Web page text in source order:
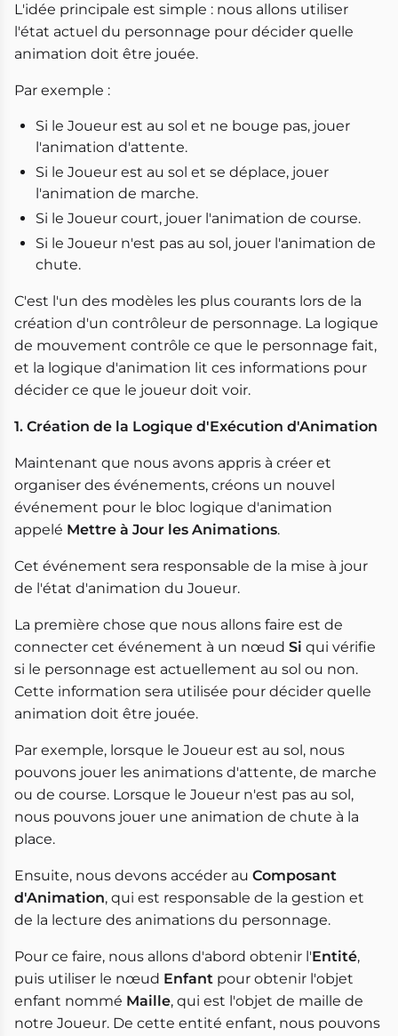
L'idée principale est simple : nous allons utiliser
l'état actuel du personnage pour décider quelle
animation doit être jouée.
Par exemple :
Si le Joueur est au sol et ne bouge pas, jouer
l'animation d'attente.
Si le Joueur est au sol et se déplace, jouer
l'animation de marche.
Si le Joueur court, jouer l'animation de course.
Si le Joueur n'est pas au sol, jouer l'animation de
chute.
C'est l'un des modèles les plus courants lors de la
création d'un contrôleur de personnage. La logique
de mouvement contrôle ce que le personnage fait,
et la logique d'animation lit ces informations pour
décider ce que le joueur doit voir.
1. Création de la Logique d'Exécution d'Animation
Maintenant que nous avons appris à créer et
organiser des événements, créons un nouvel
événement pour le bloc logique d'animation
appelé Mettre à Jour les Animations.
Cet événement sera responsable de la mise à jour
de l'état d'animation du Joueur.
La première chose que nous allons faire est de
connecter cet événement à un nœud Si qui vérifie
si le personnage est actuellement au sol ou non.
Cette information sera utilisée pour décider quelle
animation doit être jouée.
Par exemple, lorsque le Joueur est au sol, nous
pouvons jouer les animations d'attente, de marche
ou de course. Lorsque le Joueur n'est pas au sol,
nous pouvons jouer une animation de chute à la
place.
Ensuite, nous devons accéder au Composant
d'Animation, qui est responsable de la gestion et
de la lecture des animations du personnage.
Pour ce faire, nous allons d'abord obtenir l'Entité,
puis utiliser le nœud Enfant pour obtenir l'objet
enfant nommé Maille, qui est l'objet de maille de
notre Joueur. De cette entité enfant, nous pouvons